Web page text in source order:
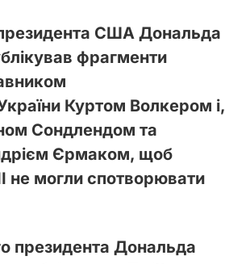
США Дональда
фрагменти
Куртом Волкером і,
Сондлендом та
Єрмаком, щоб
не могли спотворювати
президента Дональда